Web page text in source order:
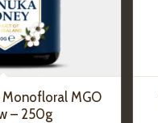
MGO
– 250g